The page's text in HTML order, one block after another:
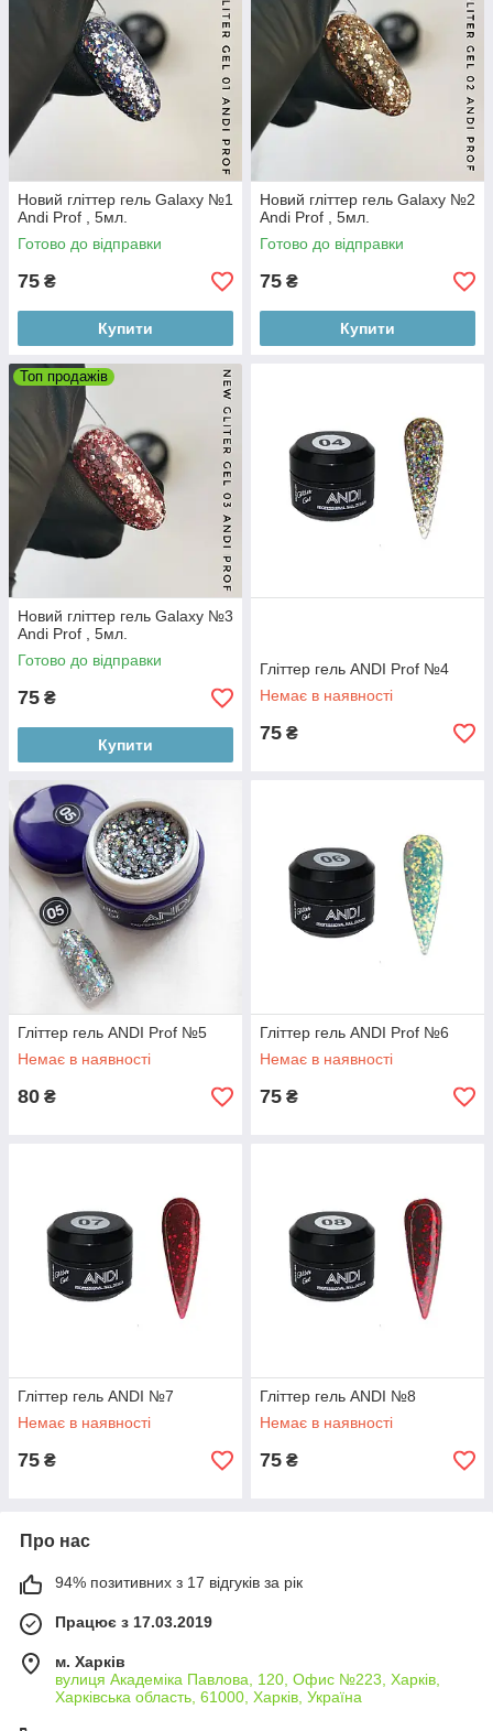
Новий гліттер гель Galaxy №1
Andi Prof , 5мл.
Готово до відправки
75 ₴
Купити
Новий гліттер гель Galaxy №2
Andi Prof , 5мл.
Готово до відправки
75 ₴
Купити
Топ продажів
Новий гліттер гель Galaxy №3
Andi Prof , 5мл.
Готово до відправки
75 ₴
Купити
Гліттер гель ANDI Prof №4
Немає в наявності
75 ₴
Гліттер гель ANDI Prof №5
Немає в наявності
80 ₴
Гліттер гель ANDI Prof №6
Немає в наявності
75 ₴
Гліттер гель ANDI №7
Немає в наявності
75 ₴
Гліттер гель ANDI №8
Немає в наявності
75 ₴
Про нас
94% позитивних з 17 відгуків за рік
Працює з 17.03.2019
м. Харків
вулиця Академіка Павлова, 120, Офис №223, Харків,
Харківська область, 61000, Харків, Україна